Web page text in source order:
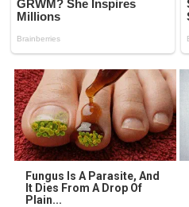
Fungus Is A Parasite, And
It Dies From A Drop Of
Plain...